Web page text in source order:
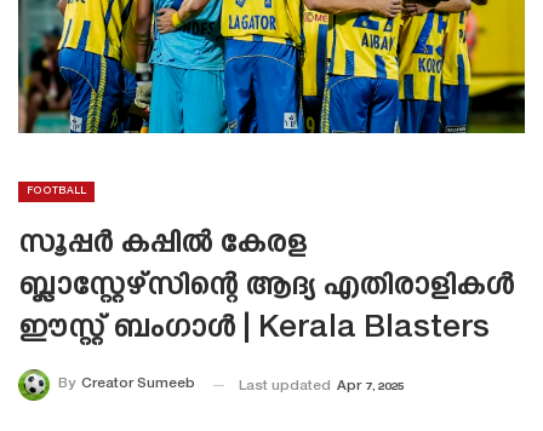
FOOTBALL
സൂപ്പർ കപ്പിൽ കേരള
ബ്ലാസ്റ്റേഴ്സിന്റെ ആദ്യ എതിരാളികൾ
ഈസ്റ്റ് ബംഗാൾ | Kerala Blasters
By Creator Sumeeb Last updated Apr 7, 2025